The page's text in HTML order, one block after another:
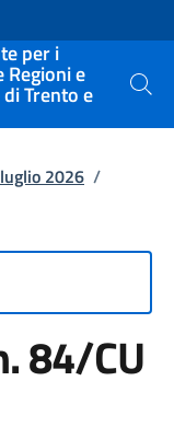
per i
e
Trento e Cerca
2026 /
84/CU